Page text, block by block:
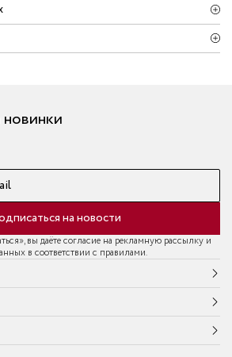
на новости
вы даёте согласие на рекламную рассылку и
в соответствии с правилами.